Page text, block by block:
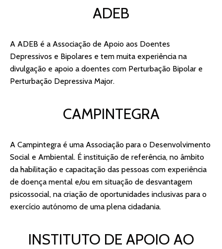
ADEB
A ADEB é a Associação de Apoio aos Doentes
Depressivos e Bipolares e tem muita experiência na
divulgação e apoio a doentes com Perturbação Bipolar e
Perturbação Depressiva Major.
CAMPINTEGRA
A Campintegra é uma Associação para o Desenvolvimento
Social e Ambiental. É instituição de referência, no âmbito
da habilitação e capacitação das pessoas com experiência
de doença mental e/ou em situação de desvantagem
psicossocial, na criação de oportunidades inclusivas para o
exercício autónomo de uma plena cidadania.
INSTITUTO DE APOIO AO